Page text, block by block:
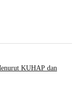
KUHAP dan